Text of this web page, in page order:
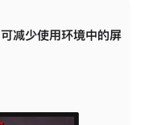
减少使用环境中的屏